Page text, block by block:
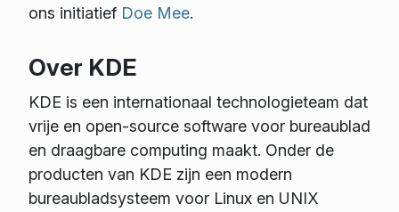
ons initiatief Doe Mee.
Over KDE
KDE is een internationaal technologieteam dat
vrije en open-source software voor bureaublad
en draagbare computing maakt. Onder de
producten van KDE zijn een modern
bureaubladsysteem voor Linux en UNIX